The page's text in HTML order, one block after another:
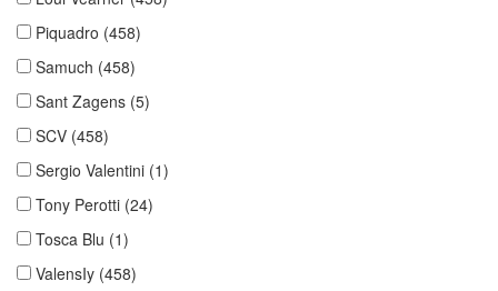
Piquadro (458)
Samuch (458)
Sant Zagens (5)
SCV (458)
Sergio Valentini (1)
Tony Perotti (24)
Tosca Blu (1)
ValensIy (458)